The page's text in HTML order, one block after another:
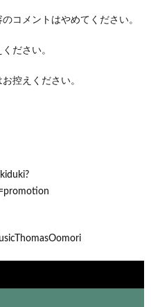
コメントはやめてください。
ださい。
控えください。